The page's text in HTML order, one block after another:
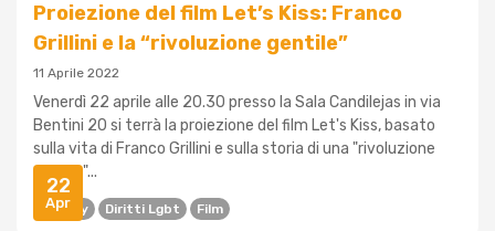
22
Apr
Proiezione del film Let’s Kiss: Franco
Grillini e la “rivoluzione gentile”
11 Aprile 2022
Venerdì 22 aprile alle 20.30 presso la Sala Candilejas in via
Bentini 20 si terrà la proiezione del film Let's Kiss, basato
sulla vita di Franco Grillini e sulla storia di una "rivoluzione
gentile"...
Arcigay Diritti Lgbt Film